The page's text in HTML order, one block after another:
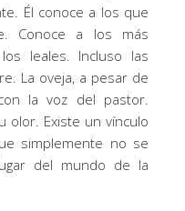
Él conoce a los que
Conoce a los más
leales. Incluso las
La oveja, a pesar de
la voz del pastor.
olor. Existe un vínculo
simplemente no se
del mundo de la